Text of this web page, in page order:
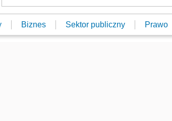
Biznes Sektor publiczny Prawo